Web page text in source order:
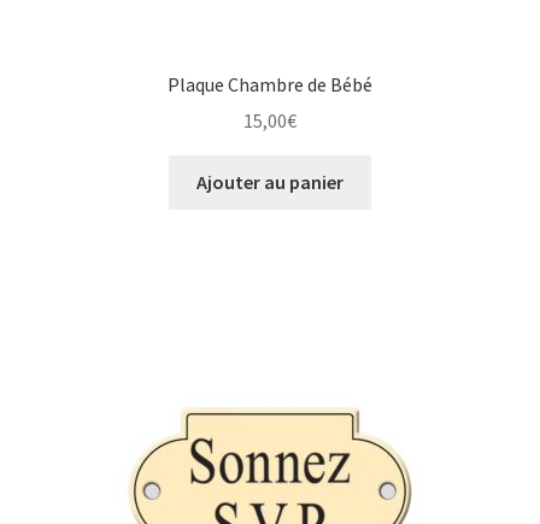
Plaque Chambre de Bébé
15,00€
Ajouter au panier